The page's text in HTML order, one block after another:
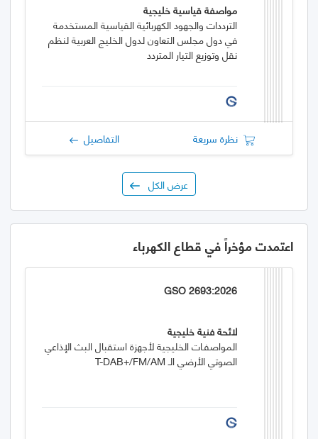
مواصفة قياسية خليجية
الترددات والجهود الكهربائية القياسية المستخدمة
في دول مجلس التعاون لدول الخليج العربية لنظم
نقل وتوزيع التيار المتردد
نظرة سريعة التفاصيل
عرض الكل
اعتمدت مؤخراً في قطاع الكهرباء
GSO 2693:2026
لائحة فنية خليجية
المواصفـات الخليجية لأجهزة استقبال البث الإذاعي
الصوتي الأرضي الـ T-DAB+/FM/AM